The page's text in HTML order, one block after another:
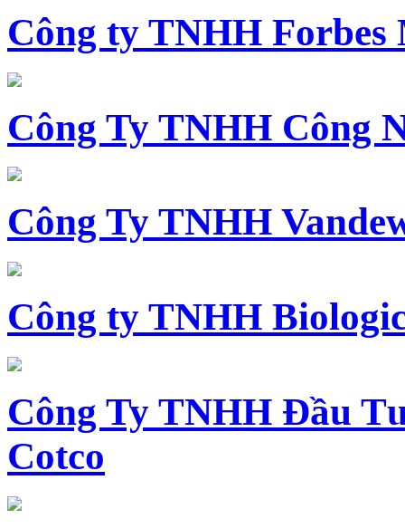
Công ty TNHH
Công Ty TNHH Công
Công Ty TNHH
Công ty TNHH
Công Ty TNHH Đầu
Cotco